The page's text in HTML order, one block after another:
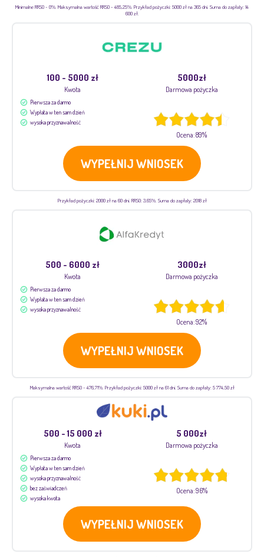
Minimalne RRSO - 0%. Maksymalna wartość RRSO - 485,25%. Przykład pożyczki: 5000 zł na 365 dni. Suma do zapłaty: 14
600 zł.
100 - 5000 zł
Kwota
5000zł
Darmowa pożyczka
Pierwsza za darmo
Wypłata w ten sam dzień
wysoka przyznawalność
Ocena: 89%
WYPEŁNIJ WNIOSEK
Przykład pożyczki: 2000 zł na 60 dni. RRSO: 3,65%. Suma do zapłaty: 2018 zł
500 - 6000 zł
Kwota
3000zł
Darmowa pożyczka
Pierwsza za darmo
Wypłata w ten sam dzień
wysoka przyznawalność
Ocena: 92%
WYPEŁNIJ WNIOSEK
Maksymalna wartość RRSO - 476,71%. Przykład pożyczki: 5000 zł na 61 dni. Suma do zapłaty: 5 774,50 zł
500 - 15 000 zł
Kwota
5 000zł
Darmowa pożyczka
Pierwsza za darmo
Wypłata w ten sam dzień
wysoka przyznawalność
bez zaświadczeń
wysoka kwota
Ocena: 96%
WYPEŁNIJ WNIOSEK